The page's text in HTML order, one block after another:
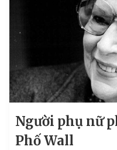
Người phụ nữ
Phố Wall